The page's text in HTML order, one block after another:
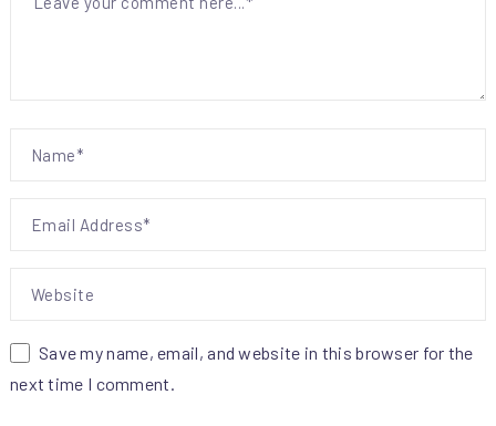
Save my name, email, and website in this browser for the
next time I comment.